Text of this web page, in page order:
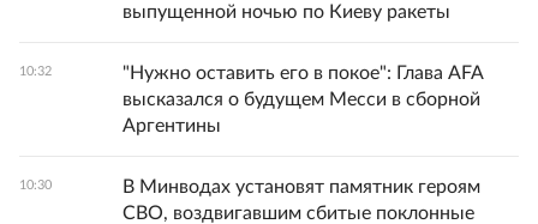
выпущенной ночью по Киеву ракеты
10:32
"Нужно оставить его в покое": Глава AFA
высказался о будущем Месси в сборной
Аргентины
10:30
В Минводах установят памятник героям
СВО, воздвигавшим сбитые поклонные